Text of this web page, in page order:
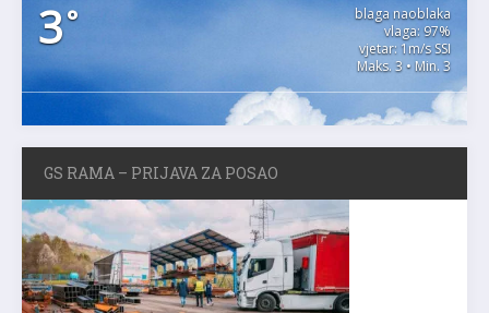
3°
blaga naoblaka
vlaga: 97%
vjetar: 1m/s SSI
Maks. 3 • Min. 3
GS RAMA – PRIJAVA ZA POSAO